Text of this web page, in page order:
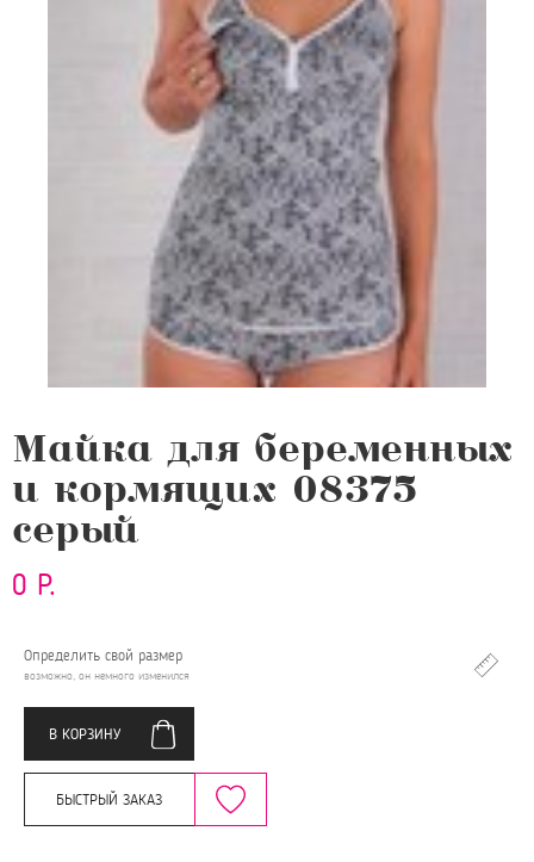
Майка для беременных
и кормящих 08375
серый
0 Р.
Определить свой размер
возможно, он немного изменился
В КОРЗИНУ
БЫСТРЫЙ ЗАКАЗ